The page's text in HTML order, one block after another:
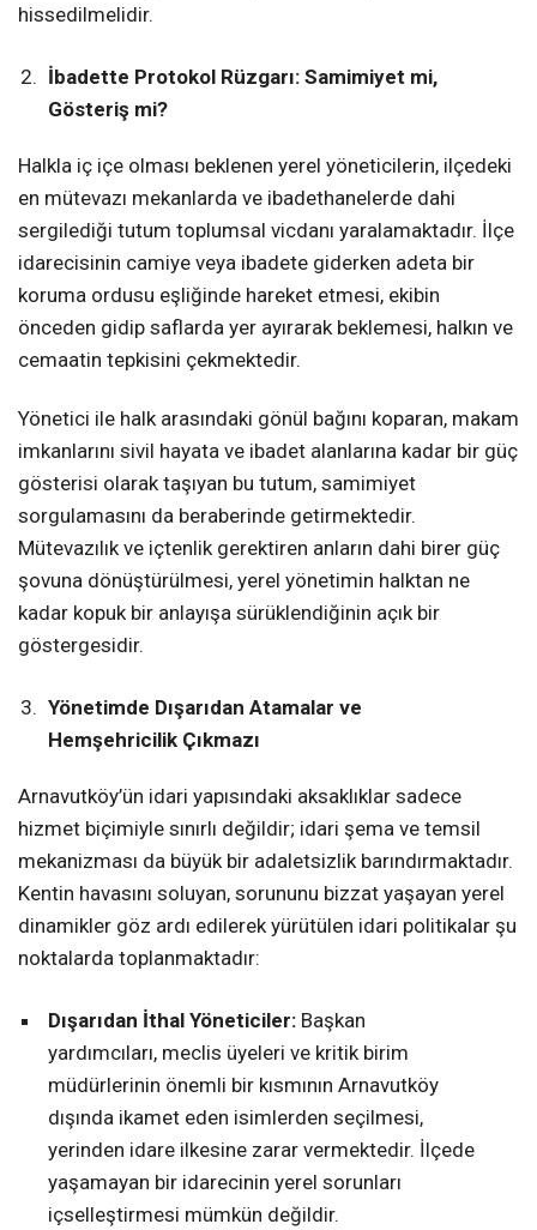
hissedilmelidir.
İbadette Protokol Rüzgarı: Samimiyet mi,
Gösteriş mi?
Halkla iç içe olması beklenen yerel yöneticilerin, ilçedeki
en mütevazı mekanlarda ve ibadethanelerde dahi
sergilediği tutum toplumsal vicdanı yaralamaktadır. İlçe
idarecisinin camiye veya ibadete giderken adeta bir
koruma ordusu eşliğinde hareket etmesi, ekibin
önceden gidip saflarda yer ayırarak beklemesi, halkın ve
cemaatin tepkisini çekmektedir.
Yönetici ile halk arasındaki gönül bağını koparan, makam
imkanlarını sivil hayata ve ibadet alanlarına kadar bir güç
gösterisi olarak taşıyan bu tutum, samimiyet
sorgulamasını da beraberinde getirmektedir.
Mütevazılık ve içtenlik gerektiren anların dahi birer güç
şovuna dönüştürülmesi, yerel yönetimin halktan ne
kadar kopuk bir anlayışa sürüklendiğinin açık bir
göstergesidir.
Yönetimde Dışarıdan Atamalar ve
Hemşehricilik Çıkmazı
Arnavutköy’ün idari yapısındaki aksaklıklar sadece
hizmet biçimiyle sınırlı değildir; idari şema ve temsil
mekanizması da büyük bir adaletsizlik barındırmaktadır.
Kentin havasını soluyan, sorununu bizzat yaşayan yerel
dinamikler göz ardı edilerek yürütülen idari politikalar şu
noktalarda toplanmaktadır:
Dışarıdan İthal Yöneticiler: Başkan
yardımcıları, meclis üyeleri ve kritik birim
müdürlerinin önemli bir kısmının Arnavutköy
dışında ikamet eden isimlerden seçilmesi,
yerinden idare ilkesine zarar vermektedir. İlçede
yaşamayan bir idarecinin yerel sorunları
içselleştirmesi mümkün değildir.